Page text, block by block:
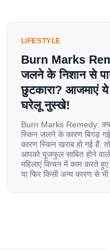
LIFESTYLE
Burn Marks
जलने के निशान से
छुटकारा? आजमाएं ये
घरेलू नुस्खे!
Burn Marks Remedy:
स्किन जलने के कारण बिगड़
कारण स्किन खराब हो गई हैं.
आपको यूजफुल साबित होने
महिलाएं किचन में काम करते
या फिर किसी अन्य कारण से